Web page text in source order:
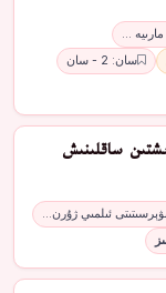
…
سان: 2 - سان
ساقلىنىش
ئىلمىي ژۇرن…